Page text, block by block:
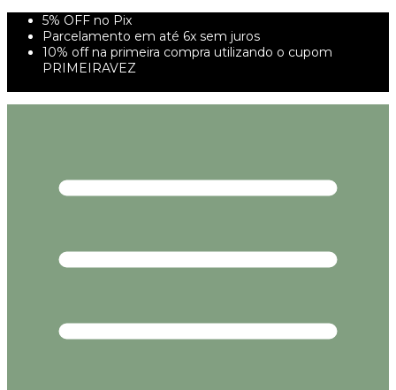
5% OFF no Pix
Parcelamento em até 6x sem juros
10% off na primeira compra utilizando o cupom
PRIMEIRAVEZ